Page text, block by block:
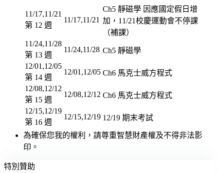
11/17,11/21
第 12 週
11/17,11/21
Ch5 靜磁學 因應國定假日增
加，11/21校慶運動會不停課
（補課）
11/24,11/28
第 13 週
11/24,11/28 Ch5 靜磁學
12/01,12/05
第 14 週
12/01,12/05 Ch6 馬克士威方程式
12/08,12/12
第 15 週
12/08,12/12 Ch6 馬克士威方程式
12/15,12/19
第 16 週
12/15,12/19 12/19 期末考試
為確保您我的權利，請尊重智慧財產權及不得非法影
印。
特別贊助